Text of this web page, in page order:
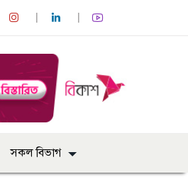
সকল বিভাগ